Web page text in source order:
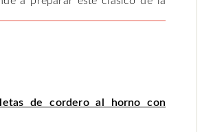
de cordero al horno con